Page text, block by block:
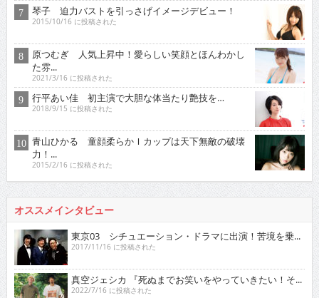
琴子 迫力バストを引っさげイメージデビュー！
2015/10/16 に投稿された
原つむぎ 人気上昇中！愛らしい笑顔とほんわかし
た雰...
2021/3/16 に投稿された
行平あい佳 初主演で大胆な体当たり艶技を…
2018/9/15 に投稿された
青山ひかる 童顔柔らかＩカップは天下無敵の破壊
力！...
2015/2/16 に投稿された
オススメインタビュー
東京03 シチュエーション・ドラマに出演！苦境を乗...
2017/11/16 に投稿された
真空ジェシカ 『死ぬまでお笑いをやっていきたい！そ...
2022/7/16 に投稿された